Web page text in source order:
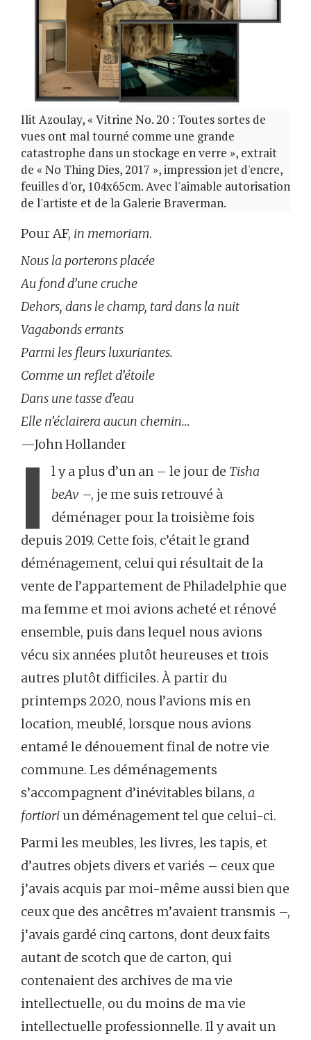
Ilit Azoulay, « Vitrine No. 20 : Toutes sortes de
vues ont mal tourné comme une grande
catastrophe dans un stockage en verre », extrait
de « No Thing Dies, 2017 », impression jet d'encre,
feuilles d'or, 104x65cm. Avec l'aimable autorisation
de l'artiste et de la Galerie Braverman.
Pour AF, in memoriam.
Nous la porterons placée
Au fond d’une cruche
Dehors, dans le champ, tard dans la nuit
Vagabonds errants
Parmi les fleurs luxuriantes.
Comme un reflet d’étoile
Dans une tasse d’eau
Elle n’éclairera aucun chemin…
—John Hollander
I l y a plus d’un an – le jour de Tisha
beAv –, je me suis retrouvé à
déménager pour la troisième fois
depuis 2019. Cette fois, c’était le grand
déménagement, celui qui résultait de la
vente de l’appartement de Philadelphie que
ma femme et moi avions acheté et rénové
ensemble, puis dans lequel nous avions
vécu six années plutôt heureuses et trois
autres plutôt difficiles. À partir du
printemps 2020, nous l’avions mis en
location, meublé, lorsque nous avions
entamé le dénouement final de notre vie
commune. Les déménagements
s’accompagnent d’inévitables bilans, a
fortiori un déménagement tel que celui-ci.
Parmi les meubles, les livres, les tapis, et
d’autres objets divers et variés – ceux que
j’avais acquis par moi-même aussi bien que
ceux que des ancêtres m’avaient transmis –,
j’avais gardé cinq cartons, dont deux faits
autant de scotch que de carton, qui
contenaient des archives de ma vie
intellectuelle, ou du moins de ma vie
intellectuelle professionnelle. Il y avait un